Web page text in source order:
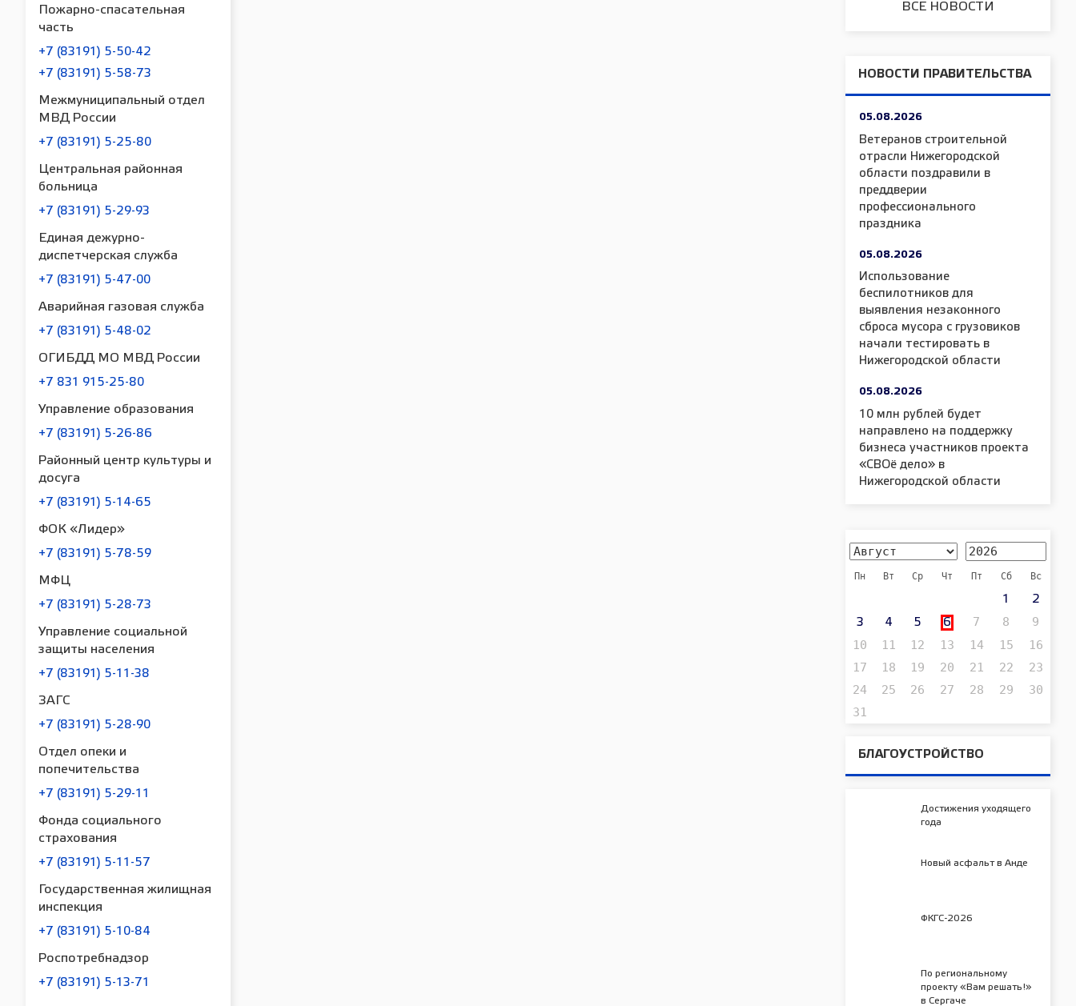
Пожарно-спасательная
часть
+7 (83191) 5-50-42
+7 (83191) 5-58-73
Межмуниципальный отдел
МВД России
+7 (83191) 5-25-80
Центральная районная
больница
+7 (83191) 5-29-93
Единая дежурно-
диспетчерская служба
+7 (83191) 5-47-00
Аварийная газовая служба
+7 (83191) 5-48-02
ОГИБДД МО МВД России
+7 831 915-25-80
Управление образования
+7 (83191) 5-26-86
Районный центр культуры и
досуга
+7 (83191) 5-14-65
ФОК «Лидер»
+7 (83191) 5-78-59
МФЦ
+7 (83191) 5-28-73
Управление социальной
защиты населения
+7 (83191) 5-11-38
ЗАГС
+7 (83191) 5-28-90
Отдел опеки и
попечительства
+7 (83191) 5-29-11
Фонда социального
страхования
+7 (83191) 5-11-57
Государственная жилищная
инспекция
+7 (83191) 5-10-84
Роспотребнадзор
+7 (83191) 5-13-71
ВСЕ НОВОСТИ
НОВОСТИ ПРАВИТЕЛЬСТВА
05.08.2026
Ветеранов строительной
отрасли Нижегородской
области поздравили в
преддверии
профессионального
праздника
05.08.2026
Использование
беспилотников для
выявления незаконного
сброса мусора с грузовиков
начали тестировать в
Нижегородской области
05.08.2026
10 млн рублей будет
направлено на поддержку
бизнеса участников проекта
«СВОё дело» в
Нижегородской области
Пн Вт Ср Чт Пт Сб Вс
1 2
3 4 5 6 7 8
9
10
11 12 13 14 15
16
17
18 19 20 21 22
23
24
25 26 27 28 29
30
31
БЛАГОУСТРОЙСТВО
Достижения уходящего
года
Новый асфальт в Анде
ФКГС-2026
По региональному
проекту «Вам решать!»
в Сергаче